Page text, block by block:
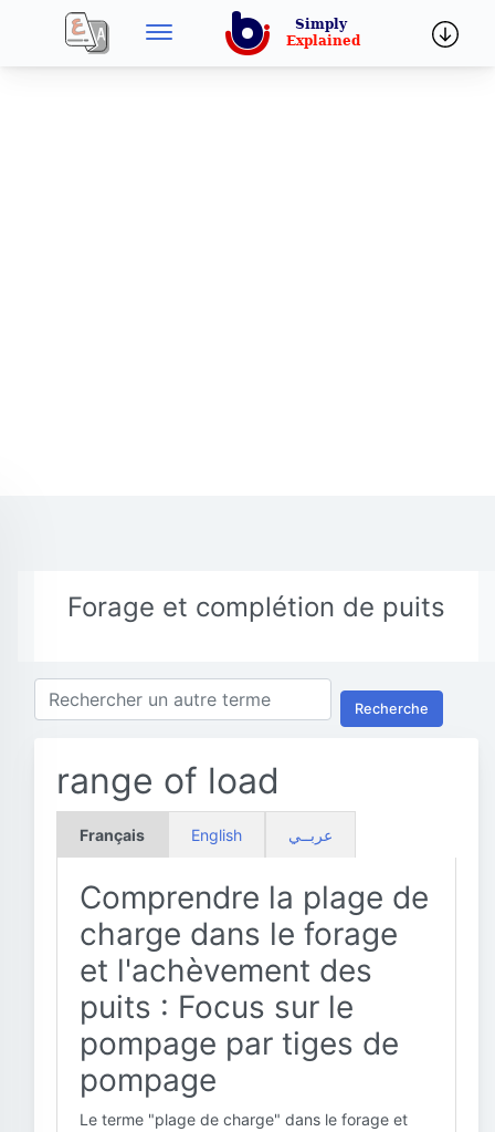
Forage et complétion de puits
Recherche
range of load
Français English عربــي
Comprendre la plage de
charge dans le forage
et l'achèvement des
puits : Focus sur le
pompage par tiges de
pompage
Le terme "plage de charge" dans le forage et